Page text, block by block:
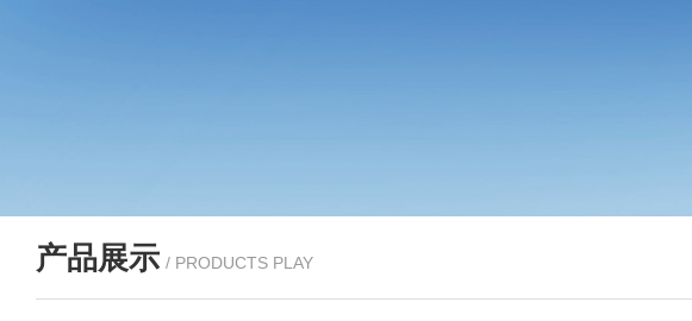
产品展示 / PRODUCTS PLAY